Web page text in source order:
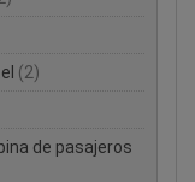
(2)
de pasajeros